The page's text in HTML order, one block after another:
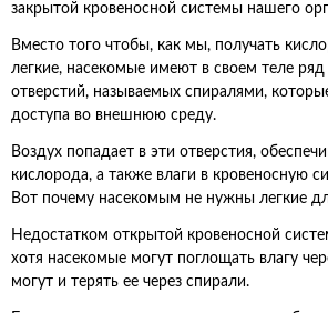
закрытой кровеносной системы нашего
Вместо того чтобы, как мы, получать
легкие, насекомые имеют в своем теле
отверстий, называемых спиралями,
доступа во внешнюю среду.
Воздух попадает в эти отверстия,
кислорода, а также влаги в кровеносную
Вот почему насекомым не нужны легкие
Недостатком открытой кровеносной
хотя насекомые могут поглощать влагу
могут и терять ее через спирали.